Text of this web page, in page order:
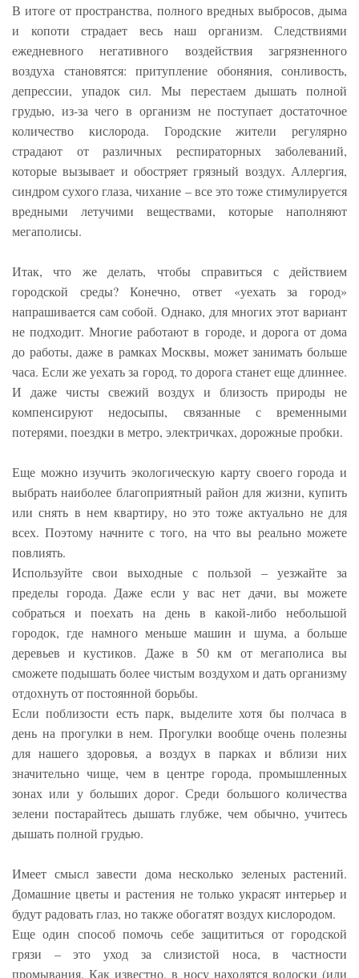
В итоге от пространства, полного вредных выбросов, дыма
и копоти страдает весь наш организм. Следствиями
ежедневного негативного воздействия загрязненного
воздуха становятся: притупление обоняния, сонливость,
депрессии, упадок сил. Мы перестаем дышать полной
грудью, из-за чего в организм не поступает достаточное
количество кислорода. Городские жители регулярно
страдают от различных респираторных заболеваний,
которые вызывает и обостряет грязный воздух. Аллергия,
синдром сухого глаза, чихание – все это тоже стимулируется
вредными летучими веществами, которые наполняют
мегаполисы.
Итак, что же делать, чтобы справиться с действием
городской среды? Конечно, ответ «уехать за город»
напрашивается сам собой. Однако, для многих этот вариант
не подходит. Многие работают в городе, и дорога от дома
до работы, даже в рамках Москвы, может занимать больше
часа. Если же уехать за город, то дорога станет еще длиннее.
И даже чисты свежий воздух и близость природы не
компенсируют недосыпы, связанные с временными
потерями, поездки в метро, электричках, дорожные пробки.
Еще можно изучить экологическую карту своего города и
выбрать наиболее благоприятный район для жизни, купить
или снять в нем квартиру, но это тоже актуально не для
всех. Поэтому начните с того, на что вы реально можете
повлиять.
Используйте свои выходные с пользой – уезжайте за
пределы города. Даже если у вас нет дачи, вы можете
собраться и поехать на день в какой-либо небольшой
городок, где намного меньше машин и шума, а больше
деревьев и кустиков. Даже в 50 км от мегаполиса вы
сможете подышать более чистым воздухом и дать организму
отдохнуть от постоянной борьбы.
Если поблизости есть парк, выделите хотя бы полчаса в
день на прогулки в нем. Прогулки вообще очень полезны
для нашего здоровья, а воздух в парках и вблизи них
значительно чище, чем в центре города, промышленных
зонах или у больших дорог. Среди большого количества
зелени постарайтесь дышать глубже, чем обычно, учитесь
дышать полной грудью.
Имеет смысл завести дома несколько зеленых растений.
Домашние цветы и растения не только украсят интерьер и
будут радовать глаз, но также обогатят воздух кислородом.
Еще один способ помочь себе защититься от городской
грязи – это уход за слизистой носа, в частности
промывания. Как известно, в носу находятся волоски (или